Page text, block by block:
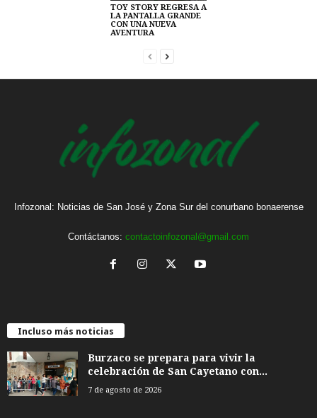
TOY STORY REGRESA A
LA PANTALLA GRANDE
CON UNA NUEVA
AVENTURA
Infozonal: Noticias de San José y Zona Sur del conurbano bonaerense
Contáctanos: contactoinfozonal@gmail.com
Incluso más noticias
Burzaco se prepara para vivir la
celebración de San Cayetano con...
7 de agosto de 2026